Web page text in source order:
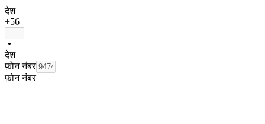
देश
+56
देश
फ़ोन नंबर
फ़ोन नंबर